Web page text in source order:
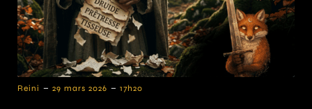
Reini - 29 mars 2026 - 17h20